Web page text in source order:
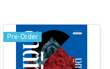
Pre-Order